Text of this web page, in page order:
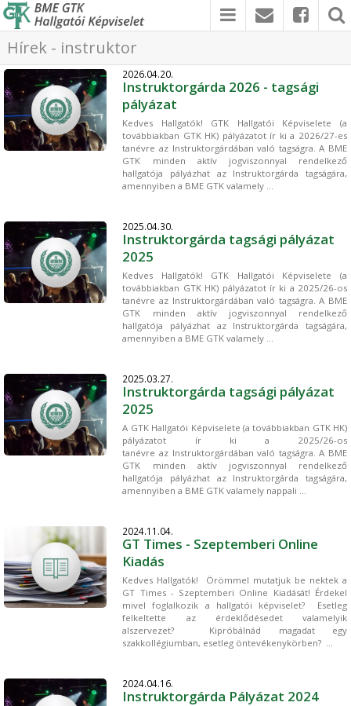
Hírek - instruktor
2026.04.20.
Instruktorgárda 2026 - tagsági
pályázat
Kedves Hallgatók! GTK Hallgatói Képviselete (a
továbbiakban GTK HK) pályázatot ír ki a 2026/27-es
tanévre az Instruktorgárdában való tagságra. A BME
GTK minden aktív jogviszonnyal rendelkező
hallgatója pályázhat az Instruktorgárda tagságára,
amennyiben a BME GTK valamely ...
2025.04.30.
Instruktorgárda tagsági pályázat
2025
Kedves Hallgatók! GTK Hallgatói Képviselete (a
továbbiakban GTK HK) pályázatot ír ki a 2025/26-os
tanévre az Instruktorgárdában való tagságra. A BME
GTK minden aktív jogviszonnyal rendelkező
hallgatója pályázhat az Instruktorgárda tagságára,
amennyiben a BME GTK valamely ...
2025.03.27.
Instruktorgárda tagsági pályázat
2025
A GTK Hallgatói Képviselete (a továbbiakban GTK HK)
pályázatot ír ki a 2025/26-os
tanévre az Instruktorgárdában való tagságra. A BME
GTK minden aktív jogviszonnyal rendelkező
hallgatója pályázhat az Instruktorgárda tagságára,
amennyiben a BME GTK valamely nappali ...
2024.11.04.
GT Times - Szeptemberi Online
Kiadás
Kedves Hallgatók! Örömmel mutatjuk be nektek a
GT Times - Szeptemberi Online Kiadását! Érdekel
mivel foglalkozik a hallgatói képviselet? Esetleg
felkeltette az érdeklődésedet valamelyik
alszervezet? Kipróbálnád magadat egy
szakkollégiumban, esetleg öntevékenykörben? ...
2024.04.16.
Instruktorgárda Pályázat 2024